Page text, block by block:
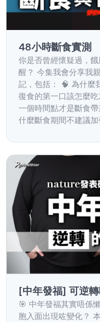
48小時斷食實測
你是否曾經懷疑過，
醒？ 今集我會分享我
記，包括： 🧠 為什麼
復食的第一口該怎麼
一個時間點才是斷食
什麼斷食期間不建議
[中年發福] 可逆
🎯 中年發福其實唔係
胞入面出現咗變化？